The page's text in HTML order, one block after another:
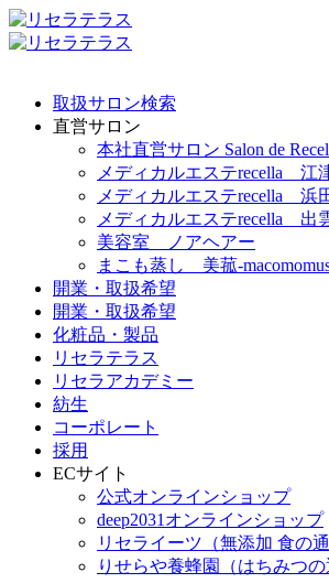
取扱サロン検索
直営サロン
本社直営サロン Salon de
メディカルエステrecella 江
メディカルエステrecella 浜
メディカルエステrecella 出
美容室 ノアヘアー
まこも蒸し 美菰-
開業・取扱希望
開業・取扱希望
化粧品・製品
リセラテラス
リセラアカデミー
紡生
コーポレート
採用
ECサイト
公式オンラインショップ
deep2031オンラインショップ
リセライーツ （無添加 食の通
りせらや養蜂園
（はちみつの